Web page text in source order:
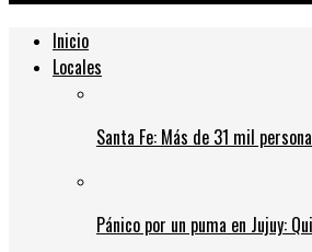
Inicio
Locales
Santa Fe: Más de 31 mil
Pánico por un puma en Jujuy: